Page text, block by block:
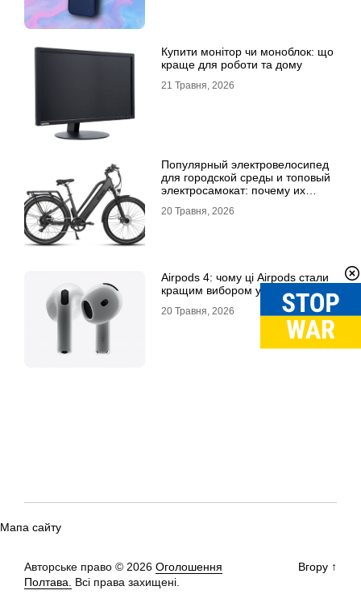
Купити монітор чи моноблок: що
краще для роботи та дому
21 Травня, 2026
Популярный электровелосипед
для городской среды и топовый
электросамокат: почему их
20 Травня, 2026
Airpods 4: чому ці Airpods стали
кращим вибором у 2026 році
20 Травня, 2026
Мапа сайту
Авторське право © 2026 Оголошення
Полтава.
Всі права захищені.
Вгору ↑